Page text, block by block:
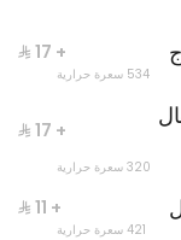
+ ⁨⁦‪‬ 17⁩
534 سعرة حرارية
+ ⁨⁦‪‬ 17⁩
320 سعرة حرارية
+ ⁨⁦‪‬ 11⁩
421 سعرة حرارية